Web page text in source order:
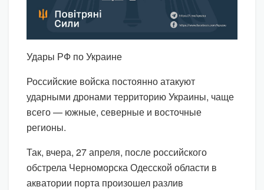
Удары РФ по Украине
Российские войска постоянно атакуют
ударными дронами территорию Украины, чаще
всего — южные, северные и восточные
регионы.
Так, вчера, 27 апреля, после российского
обстрела Черноморска Одесской области в
акватории порта произошел разлив